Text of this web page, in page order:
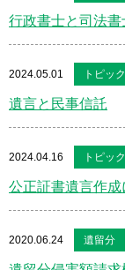
行政書士と司法書
2024.05.01 トピッ
遺言と民事信託
2024.04.16 トピッ
公正証書遺言作
2020.06.24 遺留分